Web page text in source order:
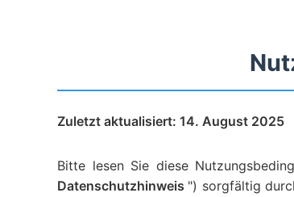
Zuletzt aktualisiert: 14. August 2025
Bitte lesen Sie diese
Datenschutzhinweis ") sorgfältig